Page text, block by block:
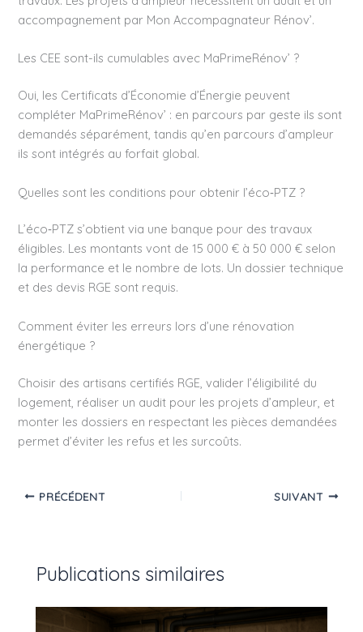
accompagnement par Mon Accompagnateur Rénov’.
Les CEE sont-ils cumulables avec MaPrimeRénov’ ?
Oui, les Certificats d’Économie d’Énergie peuvent
compléter MaPrimeRénov’ : en parcours par geste ils sont
demandés séparément, tandis qu’en parcours d’ampleur
ils sont intégrés au forfait global.
Quelles sont les conditions pour obtenir l’éco‑PTZ ?
L’éco‑PTZ s’obtient via une banque pour des travaux
éligibles. Les montants vont de 15 000 € à 50 000 € selon
la performance et le nombre de lots. Un dossier technique
et des devis RGE sont requis.
Comment éviter les erreurs lors d’une rénovation
énergétique ?
Choisir des artisans certifiés RGE, valider l’éligibilité du
logement, réaliser un audit pour les projets d’ampleur, et
monter les dossiers en respectant les pièces demandées
permet d’éviter les refus et les surcoûts.
PRÉCÉDENT SUIVANT
Publications similaires